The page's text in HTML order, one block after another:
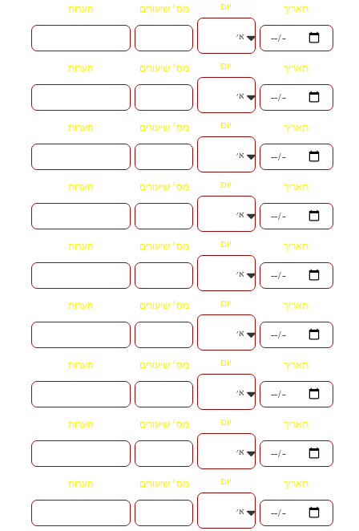
תאריך יום מס׳ שיעורים הערות
תאריך יום מס׳ שיעורים הערות
תאריך יום מס׳ שיעורים הערות
תאריך יום מס׳ שיעורים הערות
תאריך יום מס׳ שיעורים הערות
תאריך יום מס׳ שיעורים הערות
תאריך יום מס׳ שיעורים הערות
תאריך יום מס׳ שיעורים הערות
תאריך יום מס׳ שיעורים הערות